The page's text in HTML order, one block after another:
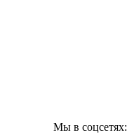
Мы в соцсетях: